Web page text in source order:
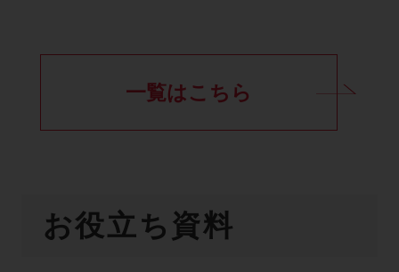
一覧はこちら
お役立ち資料